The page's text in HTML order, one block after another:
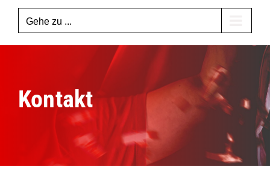
Gehe zu ...
Kontakt